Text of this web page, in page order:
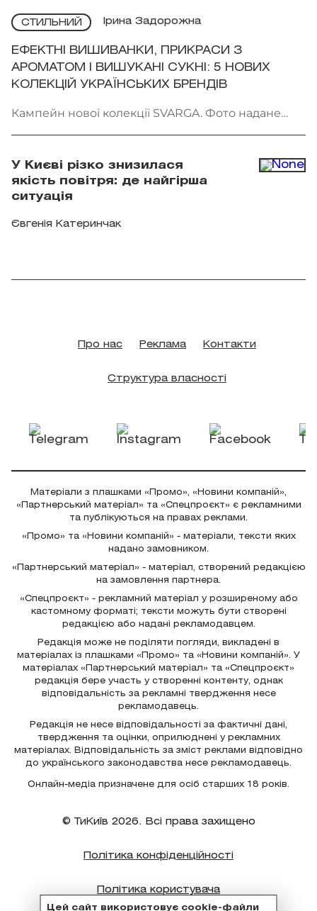
СТИЛЬНИЙ Ірина Задорожна
ЕФЕКТНІ ВИШИВАНКИ, ПРИКРАСИ З
АРОМАТОМ І ВИШУКАНІ СУКНІ: 5 НОВИХ
КОЛЕКЦІЙ УКРАЇНСЬКИХ БРЕНДІВ
Кампейн нової колекції SVARGA. Фото надане
У Києві різко знизилася
якість повітря: де найгірша
ситуація
Євгенія Катеринчак
Цей сайт використовує cookie-файли
Про нас Реклама Контакти
Структура власності
Матеріали з плашками «Промо», «Новини компаній»,
«Партнерський матеріал» та «Спецпроєкт» є рекламними
та публікуються на правах реклами.
«Промо» та «Новини компаній» - матеріали, тексти яких
надано замовником.
«Партнерський матеріал» - матеріал, створений редакцією
на замовлення партнера.
«Спецпроєкт» - рекламний матеріал у розширеному або
кастомному форматі; тексти можуть бути створені
редакцією або надані рекламодавцем.
Редакція може не поділяти погляди, викладені в
матеріалах із плашками «Промо» та «Новини компаній». У
матеріалах «Партнерський матеріал» та «Спецпроєкт»
редакція бере участь у створенні контенту, однак
відповідальність за рекламні твердження несе
рекламодавець.
Редакція не несе відповідальності за фактичні дані,
твердження та оцінки, оприлюднені у рекламних
матеріалах. Відповідальність за зміст реклами відповідно
до українського законодавства несе рекламодавець.
Онлайн-медіа призначене для осіб старших 18 років.
© ТиКиїв 2026. Всі права захищено
Політика конфіденційності
Політика користувача